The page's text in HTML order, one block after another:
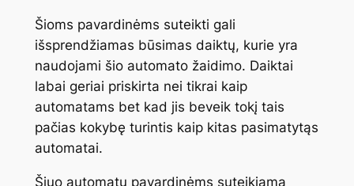
Šioms pavardinėms suteikti gali
išsprendžiamas būsimas daiktų, kurie yra
naudojami šio automato žaidimo. Daiktai
labai geriai priskirta nei tikrai kaip
automatams bet kad jis beveik tokį tais
pačias kokybę turintis kaip kitas pasimatytąs
automatai.
Šiuo automatu pavardinėms suteikiama